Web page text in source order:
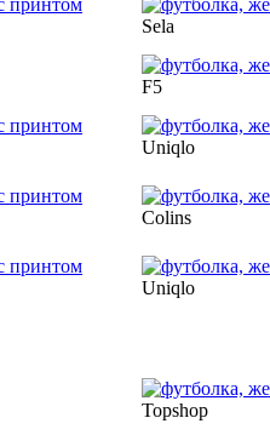
Sela
F5
Uniqlo
Colins
Uniqlo
Topshop